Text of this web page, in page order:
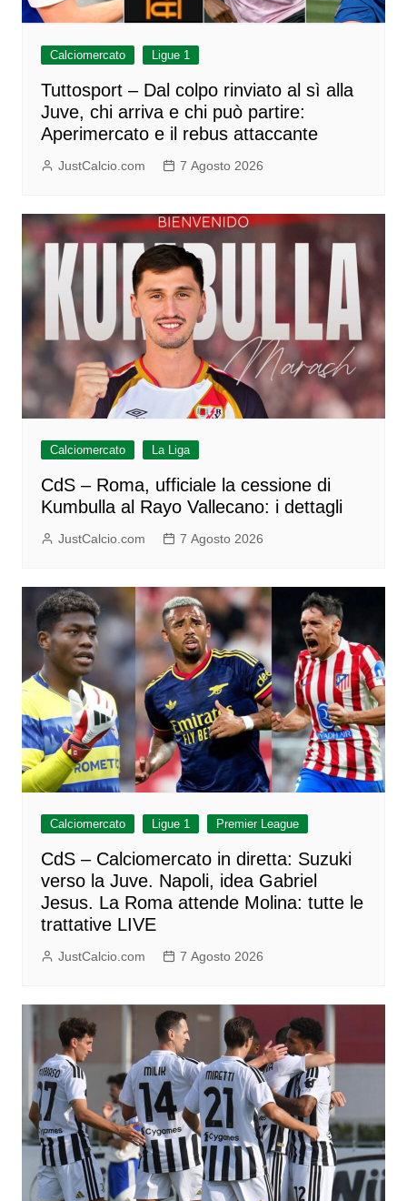
Calciomercato Ligue 1
Tuttosport – Dal colpo rinviato al sì alla
Juve, chi arriva e chi può partire:
Aperimercato e il rebus attaccante
JustCalcio.com 7 Agosto 2026
Calciomercato La Liga
CdS – Roma, ufficiale la cessione di
Kumbulla al Rayo Vallecano: i dettagli
JustCalcio.com 7 Agosto 2026
Calciomercato Ligue 1 Premier League
CdS – Calciomercato in diretta: Suzuki
verso la Juve. Napoli, idea Gabriel
Jesus. La Roma attende Molina: tutte le
trattative LIVE
JustCalcio.com 7 Agosto 2026